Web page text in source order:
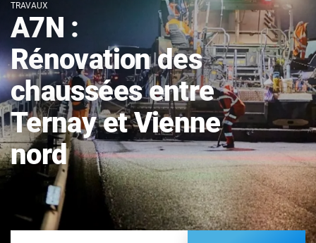
TRAVAUX
A7N :
Rénovation des
chaussées entre
Ternay et Vienne
nord